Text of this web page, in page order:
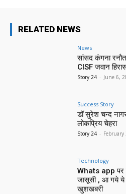
RELATED NEWS
News
सांसद कंगना रनौत
CISF जवान
Story 24 - June 6,
Success Story
डॉ सुरेश चन्द
लोकप्रिय चेहरा
Story 24 -
Technology
Whats app पर
जासूसी , आ गये ये
खुशखबरी